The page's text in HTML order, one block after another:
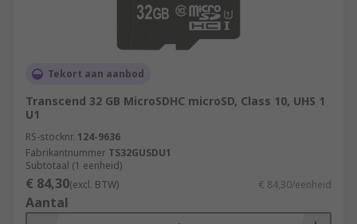
Tekort aan aanbod
Transcend 32 GB MicroSDHC microSD, Class 10, UHS 1
U1
RS-stocknr. 124-9636
Fabrikantnummer TS32GUSDU1
Subtotaal (1 eenheid)
€ 84,30(excl. BTW) € 84,30/eenheid
Aantal